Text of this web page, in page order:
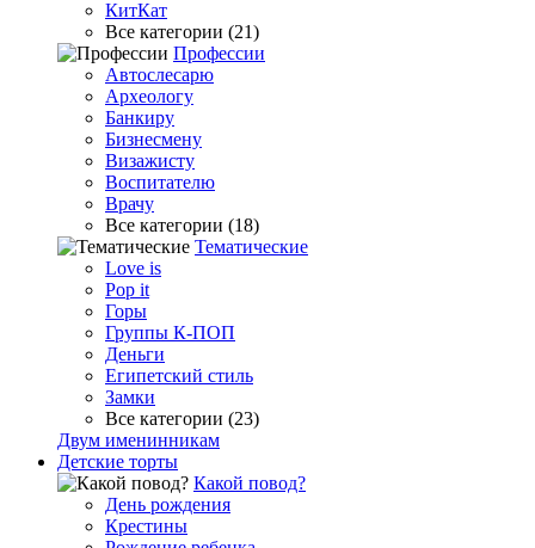
КитКат
Все категории (21)
Профессии
Автослесарю
Археологу
Банкиру
Бизнесмену
Визажисту
Воспитателю
Врачу
Все категории (18)
Тематические
Love is
Pop it
Горы
Группы К-ПОП
Деньги
Египетский стиль
Замки
Все категории (23)
Двум именинникам
Детские торты
Какой повод?
День рождения
Крестины